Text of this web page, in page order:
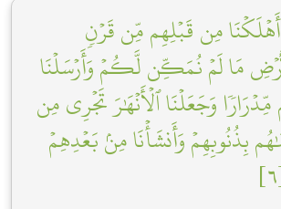
مِن قَبۡلِهِم مِّن قَرۡنٖ
مَا لَمۡ نُمَكِّن لَّكُمۡ وَأَرۡسَلۡنَا
وَجَعَلۡنَا ٱلۡأَنۡهَٰرَ تَجۡرِي مِن
بِذُنُوبِهِمۡ وَأَنشَأۡنَا مِنۢ بَعۡدِهِمۡ